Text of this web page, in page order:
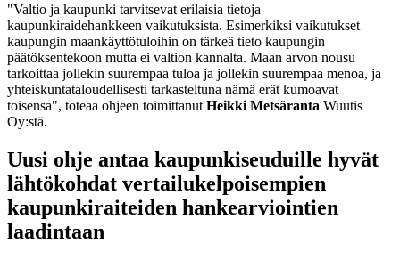
"Valtio ja kaupunki tarvitsevat erilaisia tietoja
kaupunkiraidehankkeen vaikutuksista. Esimerkiksi vaikutukset
kaupungin maankäyttötuloihin on tärkeä tieto kaupungin
päätöksentekoon mutta ei valtion kannalta. Maan arvon nousu
tarkoittaa jollekin suurempaa tuloa ja jollekin suurempaa menoa, ja
yhteiskuntataloudellisesti tarkasteltuna nämä erät kumoavat
toisensa", toteaa ohjeen toimittanut Heikki Metsäranta Wuutis
Oy:stä.
Uusi ohje antaa kaupunkiseuduille hyvät
lähtökohdat vertailukelpoisempien
kaupunkiraiteiden hankearviointien
laadintaan